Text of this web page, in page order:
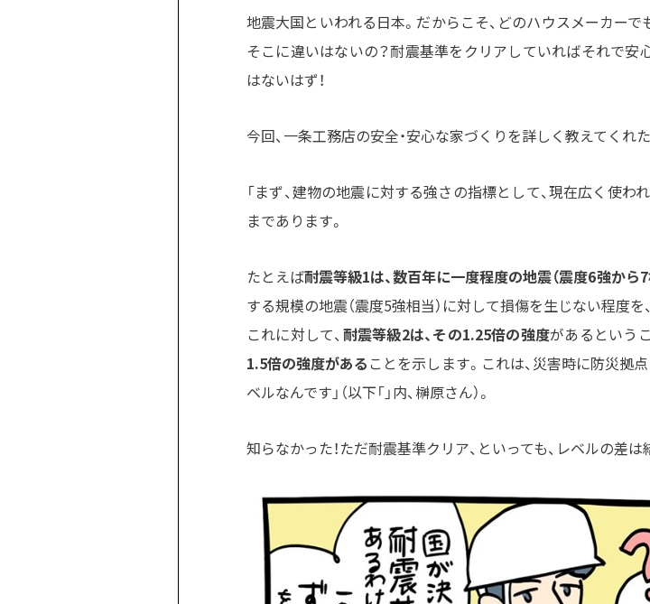
地震大国といわれる日本。だからこそ、どのハウスメーカー
そこに違いはないの？耐震基準をクリアしていればそれで
はないはず！
今回、一条工務店の安全・安心な家づくりを詳しく教えてくれ
「まず、建物の地震に対する強さの指標として、現在広く使
まであります。
たとえば耐震等級1は、数百年に一度程度の地震（震度6強から
する規模の地震（震度5強相当）に対して損傷を生じない程度を
これに対して、 耐震等級2は、その1.25倍の強度があるという
1.5倍の強度がある ことを示します。これは、災害時に防災
ベルなんです」（以下「」内、榊原さん）。
知らなかった！ただ耐震基準クリア、といっても、レベルの差